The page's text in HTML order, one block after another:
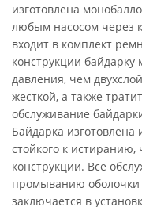
изготовлена
любым насосом через
входит в комплект
конструкции байдарку
давления, чем
жесткой, а также
обслуживание
Байдарка
стойкого к истиранию,
конструкции. Все
промыванию оболочки
заключается в